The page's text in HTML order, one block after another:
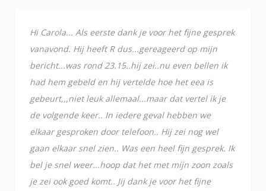
Hi Carola... Als eerste dank je voor het fijne gesprek
vanavond. Hij heeft R dus...gereageerd op mijn
bericht...was rond 23.15..hij zei..nu even bellen ik
had hem gebeld en hij vertelde hoe het eea is
gebeurt,,,niet leuk allemaal...maar dat vertel ik je
de volgende keer.. In iedere geval hebben we
elkaar gesproken door telefoon.. Hij zei nog wel
gaan elkaar snel zien.. Was een heel fijn gesprek. Ik
bel je snel weer...hoop dat het met mijn zoon zoals
je zei ook goed komt.. Jij dank je voor het fijne